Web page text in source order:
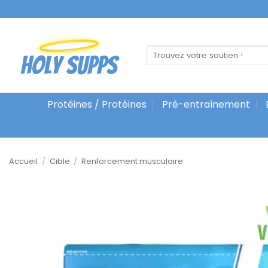
to
Recherche
Protéines / Protéines Pré-entraînement
Accueil / Cible / Renforcement musculaire